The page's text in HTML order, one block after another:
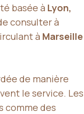
basée à Lyon,
consulter à
à Marseille
de manière
le service. Les
comme des